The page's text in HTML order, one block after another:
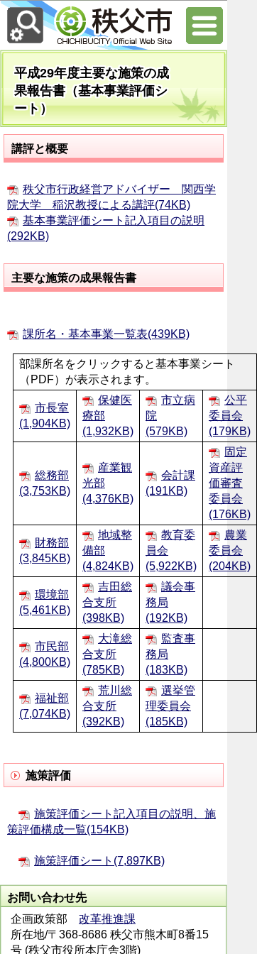
平成29年度主要な施策の成
果報告書（基本事業評価シ
ート）
講評と概要
秩父市行政経営アドバイザー 関西学
院大学 稲沢教授による講評(74KB)
基本事業評価シート記入項目の説明
(292KB)
主要な施策の成果報告書
課所名・基本事業一覧表(439KB)
部課所名をクリックすると基本事業シート
（PDF）が表示されます。
市長室
(1,904KB)
保健医
療部
(1,932KB)
市立病
院
(579KB)
公平
委員会
(179KB)
総務部
(3,753KB)
産業観
光部
(4,376KB)
会計課
(191KB)
固定
資産評
価審査
委員会
(176KB)
財務部
(3,845KB)
地域整
備部
(4,824KB)
教育委
員会
(5,922KB)
農業
委員会
(204KB)
環境部
(5,461KB)
吉田総
合支所
(398KB)
議会事
務局
(192KB)
市民部
(4,800KB)
大滝総
合支所
(785KB)
監査事
務局
(183KB)
福祉部
(7,074KB)
荒川総
合支所
(392KB)
選挙管
理委員会
(185KB)
施策評価
施策評価シート記入項目の説明、施
策評価構成一覧(154KB)
施策評価シート(7,897KB)
お問い合わせ先
企画政策部 改革推進課
所在地/〒368-8686 秩父市熊木町8番15
号 (秩父市役所本庁舎3階)